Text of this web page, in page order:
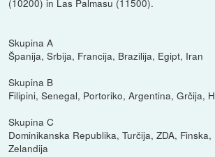
Skupina A
Španija, Srbija, Francija, Brazilija, Egipt, Iran
Skupina B
Filipini, Senegal, Portoriko, Argentina, Grčija,
Skupina C
Dominikanska Republika, Turčija, ZDA,
Zelandija